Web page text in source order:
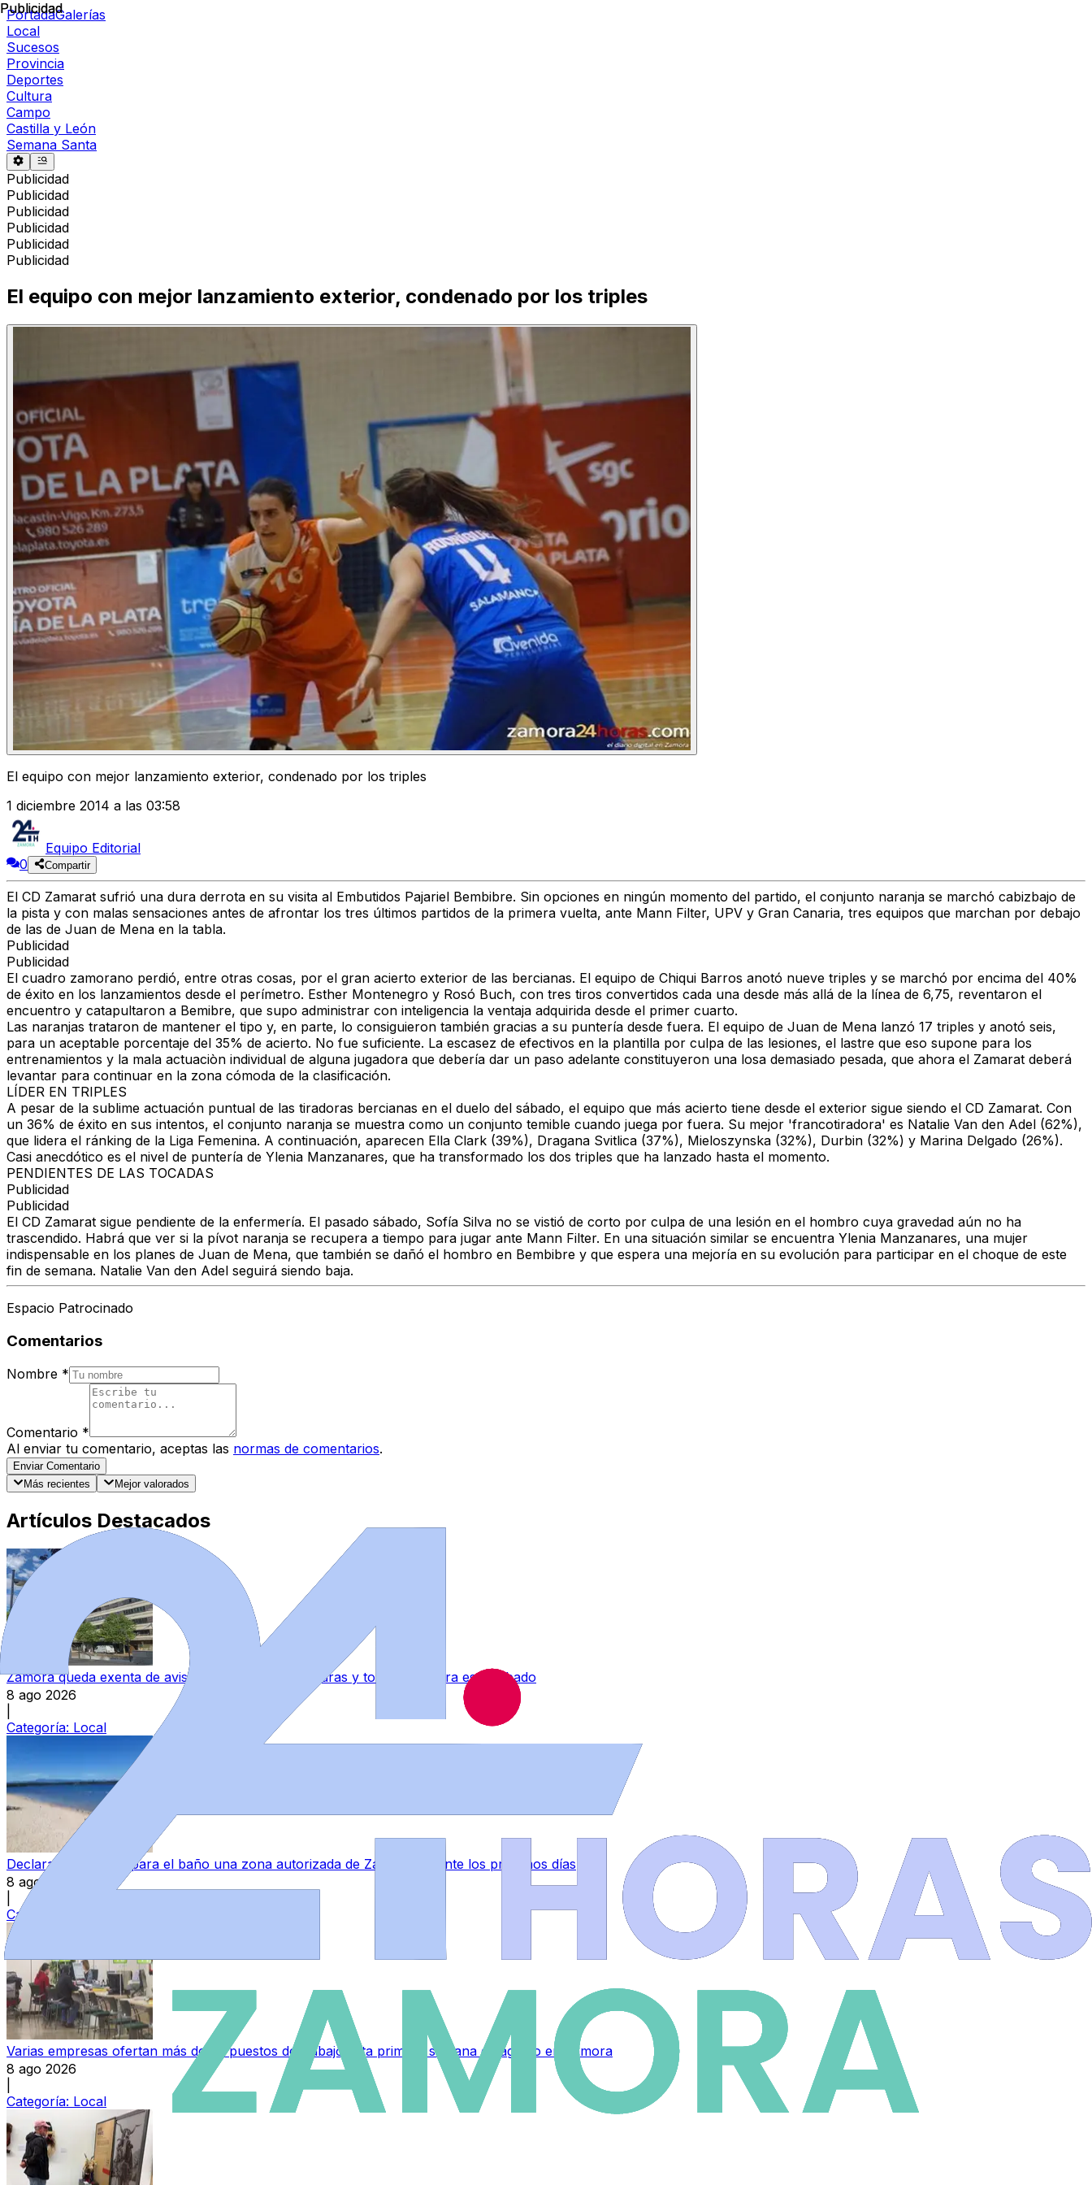
PortadaGalerías
Local
Sucesos
Provincia
Deportes
Cultura
Campo
Castilla y León
Semana Santa
Publicidad
Publicidad
Publicidad
Publicidad
Publicidad
Publicidad
Publicidad
El equipo con mejor lanzamiento exterior, condenado por los triples
El equipo con mejor lanzamiento exterior, condenado por los triples
1 diciembre 2014 a las 03:58
Equipo Editorial
0
Compartir
El CD Zamarat sufrió una dura derrota en su visita al Embutidos Pajariel Bembibre. Sin opciones en ningún momento del partido, el conjunto naranja se marchó cabizbajo de
la pista y con malas sensaciones antes de afrontar los tres últimos partidos de la primera vuelta, ante Mann Filter, UPV y Gran Canaria, tres equipos que marchan por debajo
de las de Juan de Mena en la tabla.
Publicidad
Publicidad
El cuadro zamorano perdió, entre otras cosas, por el gran acierto exterior de las bercianas. El equipo de Chiqui Barros anotó nueve triples y se marchó por encima del 40%
de éxito en los lanzamientos desde el perímetro. Esther Montenegro y Rosó Buch, con tres tiros convertidos cada una desde más allá de la línea de 6,75, reventaron el
encuentro y catapultaron a Bemibre, que supo administrar con inteligencia la ventaja adquirida desde el primer cuarto.
Las naranjas trataron de mantener el tipo y, en parte, lo consiguieron también gracias a su puntería desde fuera. El equipo de Juan de Mena lanzó 17 triples y anotó seis,
para un aceptable porcentaje del 35% de acierto. No fue suficiente. La escasez de efectivos en la plantilla por culpa de las lesiones, el lastre que eso supone para los
entrenamientos y la mala actuaciòn individual de alguna jugadora que debería dar un paso adelante constituyeron una losa demasiado pesada, que ahora el Zamarat deberá
levantar para continuar en la zona cómoda de la clasificación.
LÍDER EN TRIPLES
A pesar de la sublime actuación puntual de las tiradoras bercianas en el duelo del sábado, el equipo que más acierto tiene desde el exterior sigue siendo el CD Zamarat. Con
un 36% de éxito en sus intentos, el conjunto naranja se muestra como un conjunto temible cuando juega por fuera. Su mejor 'francotiradora' es Natalie Van den Adel (62%),
que lidera el ránking de la Liga Femenina. A continuación, aparecen Ella Clark (39%), Dragana Svitlica (37%), Mieloszynska (32%), Durbin (32%) y Marina Delgado (26%).
Casi anecdótico es el nivel de puntería de Ylenia Manzanares, que ha transformado los dos triples que ha lanzado hasta el momento.
PENDIENTES DE LAS TOCADAS
Publicidad
Publicidad
El CD Zamarat sigue pendiente de la enfermería. El pasado sábado, Sofía Silva no se vistió de corto por culpa de una lesión en el hombro cuya gravedad aún no ha
trascendido. Habrá que ver si la pívot naranja se recupera a tiempo para jugar ante Mann Filter. En una situación similar se encuentra Ylenia Manzanares, una mujer
indispensable en los planes de Juan de Mena, que también se dañó el hombro en Bembibre y que espera una mejoría en su evolución para participar en el choque de este
fin de semana. Natalie Van den Adel seguirá siendo baja.
Espacio Patrocinado
Comentarios
Nombre *
Comentario *
Al enviar tu comentario, aceptas las normas de comentarios.
Enviar Comentario
Más recientes
Mejor valorados
Artículos Destacados
Zamora queda exenta de avisos por altas temperaturas y tormentas para este sábado
8 ago 2026
Categoría: Local
Declarada ‘no apta’ para el baño una zona autorizada de Zamora durante los próximos días
8 ago 2026
Categoría:
Varias empresas ofertan más de 30 puestos de trabajo esta primera semana de agosto en Zamora
8 ago 2026
Categoría: Local
Publicidad